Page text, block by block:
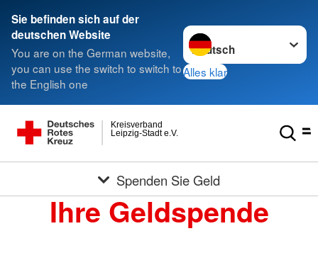
Sie befinden sich auf der
deutschen Website
You are on the German website,
you can use the switch to switch to
the English one
Sprache wechseln zu
Alles klar
Leipzig-Stadt e.V.
Kreisverband
Spenden Sie Geld
Ihre Geldspende